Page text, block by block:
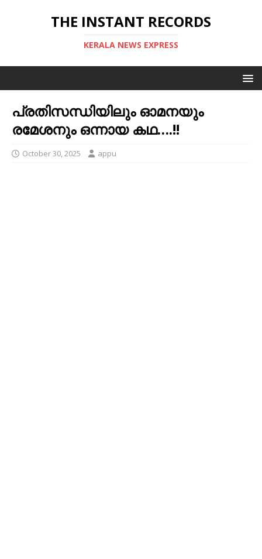
THE INSTANT RECORDS
KERALA NEWS EXPRESS
പ്രതിസന്ധിയിലും ഓമനയും
രമേശനും ഒന്നായ കഥ….!! ‎
October 30, 2025 appu